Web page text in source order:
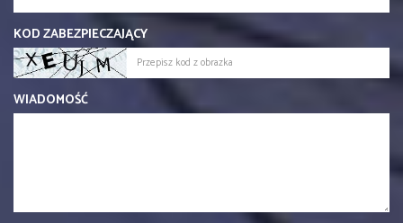
KOD ZABEZPIECZAJĄCY
WIADOMOŚĆ